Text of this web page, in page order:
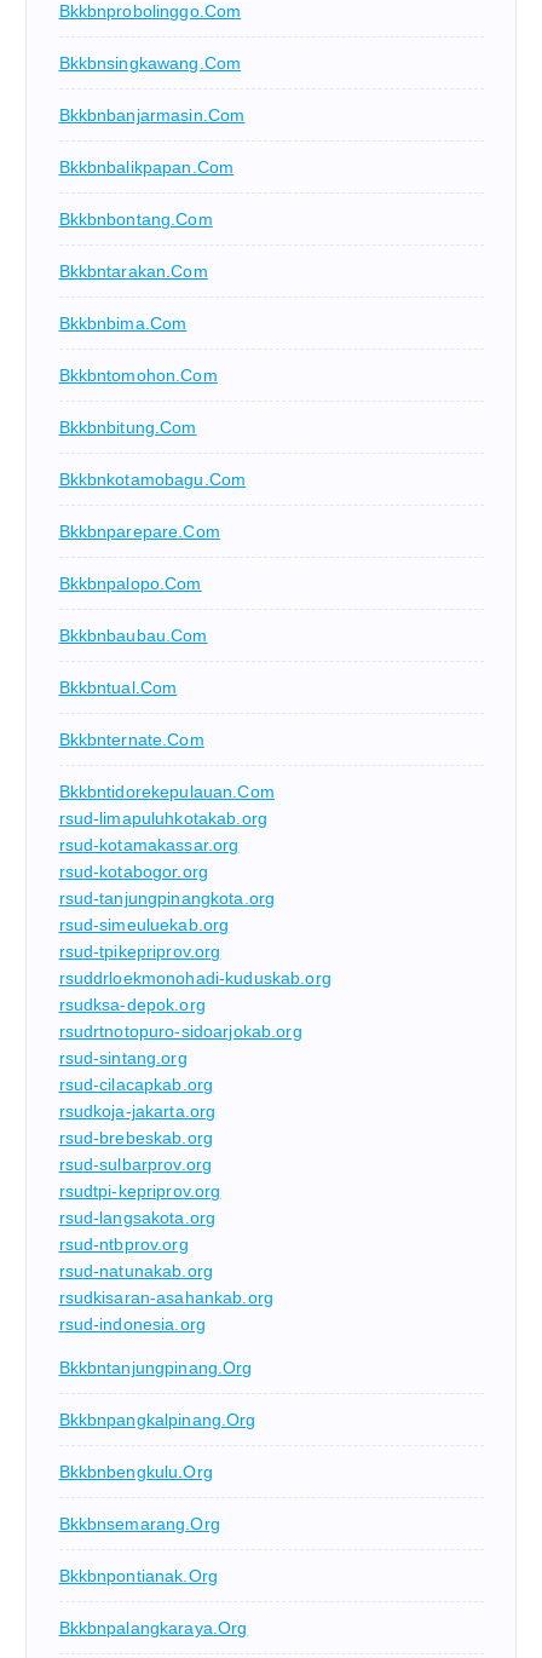
Bkkbnprobolinggo.com
Bkkbnsingkawang.com
Bkkbnbanjarmasin.com
Bkkbnbalikpapan.com
Bkkbnbontang.com
Bkkbntarakan.com
Bkkbnbima.com
Bkkbntomohon.com
Bkkbnbitung.com
Bkkbnkotamobagu.com
Bkkbnparepare.com
Bkkbnpalopo.com
Bkkbnbaubau.com
Bkkbntual.com
Bkkbnternate.com
Bkkbntidorekepulauan.com
rsud-limapuluhkotakab.org
rsud-kotamakassar.org
rsud-kotabogor.org
rsud-tanjungpinangkota.org
rsud-simeuluekab.org
rsud-tpikepriprov.org
rsuddrloekmonohadi-kuduskab.org
rsudksa-depok.org
rsudrtnotopuro-sidoarjokab.org
rsud-sintang.org
rsud-cilacapkab.org
rsudkoja-jakarta.org
rsud-brebeskab.org
rsud-sulbarprov.org
rsudtpi-kepriprov.org
rsud-langsakota.org
rsud-ntbprov.org
rsud-natunakab.org
rsudkisaran-asahankab.org
rsud-indonesia.org
Bkkbntanjungpinang.org
Bkkbnpangkalpinang.org
Bkkbnbengkulu.org
Bkkbnsemarang.org
Bkkbnpontianak.org
Bkkbnpalangkaraya.org